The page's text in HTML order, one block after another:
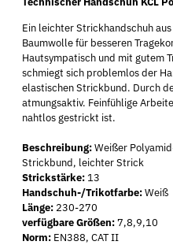
Ein leichter Strickhandschuh
Baumwolle für besseren
Hautsympatisch und mit gutem
schmiegt sich problemlos der
elastischen Strickbund. Durch
atmungsaktiv. Feinfühlige
nahtlos gestrickt ist.
Beschreibung:Weißer
Strickbund, leichter Strick
Strickstärke: 13
Handschuh-/Trikotfarbe:Weiß
Länge: 230-270
verfügbare Größen:7,8,9,10
Norm: EN388, CAT II